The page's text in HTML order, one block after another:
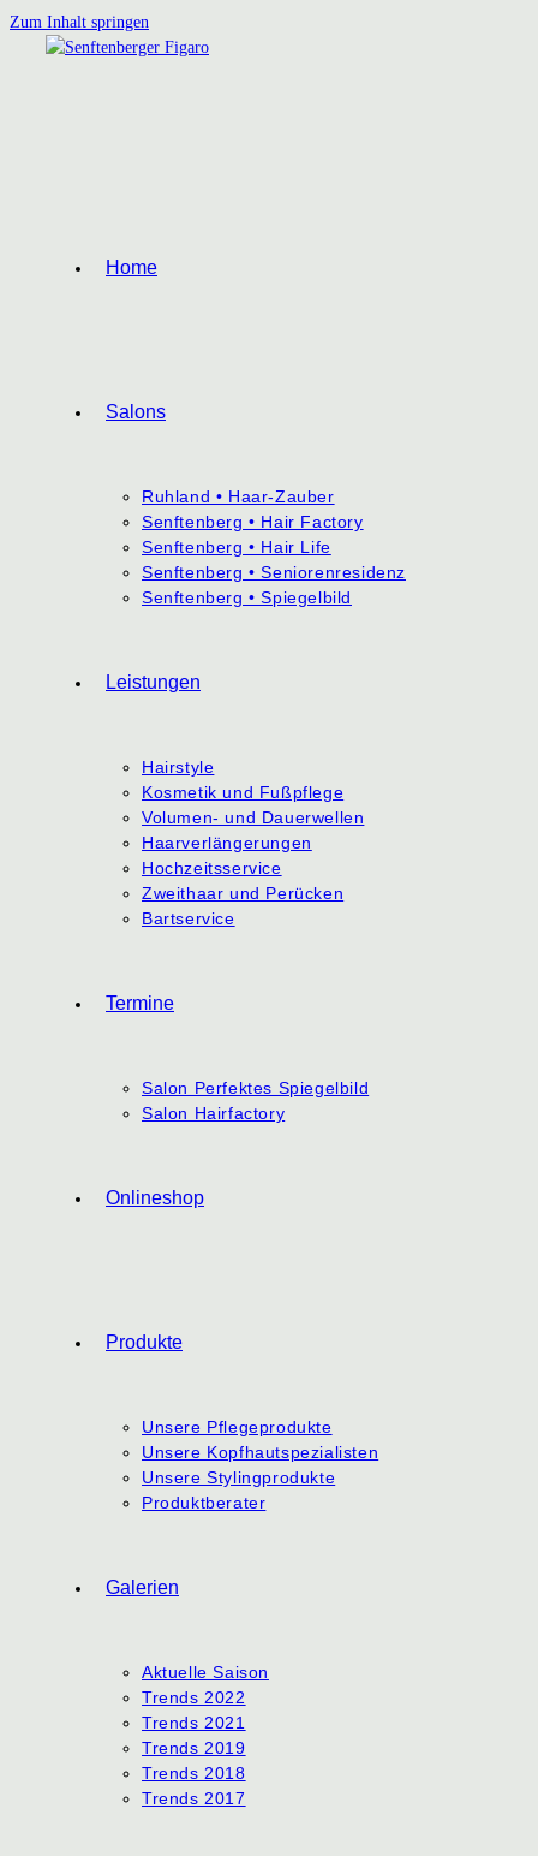
Zum Inhalt springen
Home
Salons
Ruhland • Haar-Zauber
Senftenberg • Hair Factory
Senftenberg • Hair Life
Senftenberg • Seniorenresidenz
Senftenberg • Spiegelbild
Leistungen
Hairstyle
Kosmetik und Fußpflege
Volumen- und Dauerwellen
Haarverlängerungen
Hochzeitsservice
Zweithaar und Perücken
Bartservice
Termine
Salon Perfektes Spiegelbild
Salon Hairfactory
Onlineshop
Produkte
Unsere Pflegeprodukte
Unsere Kopfhautspezialisten
Unsere Stylingprodukte
Produktberater
Galerien
Aktuelle Saison
Trends 2022
Trends 2021
Trends 2019
Trends 2018
Trends 2017